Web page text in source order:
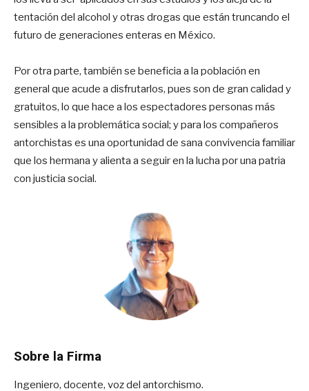
tentación del alcohol y otras drogas que están truncando el
futuro de generaciones enteras en México.
Por otra parte, también se beneficia a la población en
general que acude a disfrutarlos, pues son de gran calidad y
gratuitos, lo que hace a los espectadores personas más
sensibles a la problemática social; y para los compañeros
antorchistas es una oportunidad de sana convivencia familiar
que los hermana y alienta a seguir en la lucha por una patria
con justicia social.
Sobre la Firma
Ingeniero, docente, voz del antorchismo.